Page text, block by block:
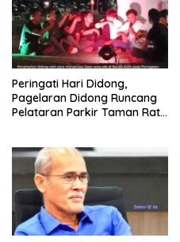
Peringati Hari Didong,
Pagelaran Didong Runcang
Pelataran Parkir Taman Ratu